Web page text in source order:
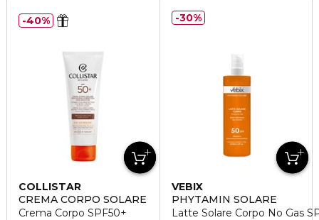
COLLISTAR
CREMA CORPO SOLARE
Crema Corpo SPF50+
40%
VEBIX
PHYTAMIN SOLARE
Latte Solare Corpo No Gas
30%